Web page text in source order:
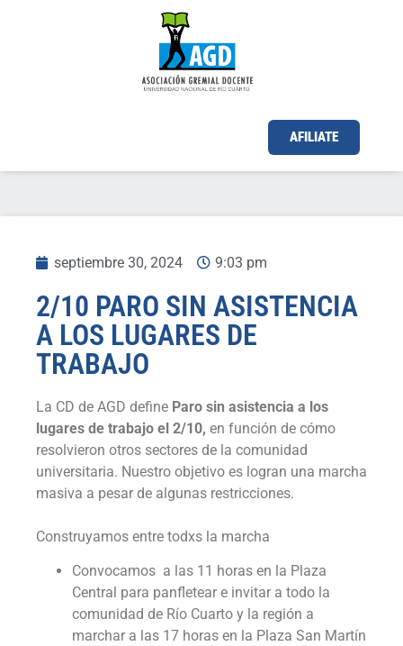
AFILIATE
septiembre 30, 2024 9:03 pm
2/10 PARO SIN ASISTENCIA
A LOS LUGARES DE
TRABAJO
La CD de AGD define Paro sin asistencia a los
lugares de trabajo el 2/10, en función de cómo
resolvieron otros sectores de la comunidad
universitaria. Nuestro objetivo es logran una marcha
masiva a pesar de algunas restricciones.
Construyamos entre todxs la marcha
Convocamos a las 11 horas en la Plaza
Central para panfletear e invitar a todo la
comunidad de Río Cuarto y la región a
marchar a las 17 horas en la Plaza San Martín